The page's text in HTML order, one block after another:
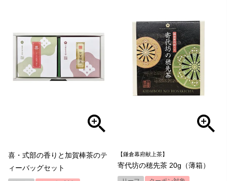
喜・式部の香りと加賀棒茶のテ
ィーバッグセット
【鎌倉幕府献上茶】
寄代坊の穂先茶 20g（薄箱）